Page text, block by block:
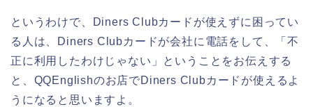
というわけで、Diners Clubカードが使えずに困ってい
る人は、Diners Clubカードが会社に電話をして、「不
正に利用したわけじゃない」ということをお伝えする
と、QQEnglishのお店でDiners Clubカードが使えるよ
うになると思いますよ。